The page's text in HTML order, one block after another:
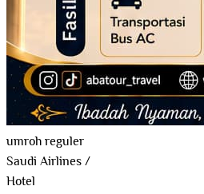
umroh reguler
Saudi Airlines/
Hotel